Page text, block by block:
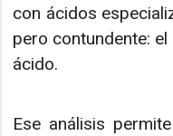
con ácidos
pero contundente:
ácido.
Ese análisis